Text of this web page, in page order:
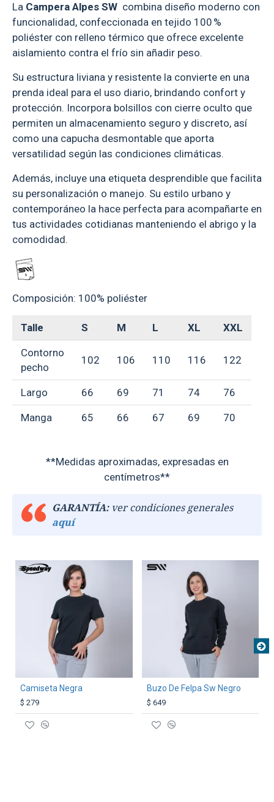
La Campera Alpes SW combina diseño moderno con
funcionalidad, confeccionada en tejido 100 %
poliéster con relleno térmico que ofrece excelente
aislamiento contra el frío sin añadir peso.
Su estructura liviana y resistente la convierte en una
prenda ideal para el uso diario, brindando confort y
protección. Incorpora bolsillos con cierre oculto que
permiten un almacenamiento seguro y discreto, así
como una capucha desmontable que aporta
versatilidad según las condiciones climáticas.
Además, incluye una etiqueta desprendible que facilita
su personalización o manejo. Su estilo urbano y
contemporáneo la hace perfecta para acompañarte en
tus actividades cotidianas manteniendo el abrigo y la
comodidad.
Composición: 100% poliéster
Talle S M L XL XXL
Contorno
pecho
102 106 110 116 122
Largo 66 69 71 74 76
Manga 65 66 67 69 70
**Medidas aproximadas, expresadas en
centímetros**
GARANTÍA:ver condiciones generales
aquí
TEXTTRANSPARENTE
Camiseta Negra
$ 279
TEXTTRANSPARENTE
Buzo De Felpa Sw Negro
$ 649